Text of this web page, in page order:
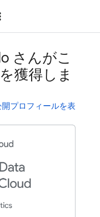
さんがこ
獲得しま
プロフィールを表